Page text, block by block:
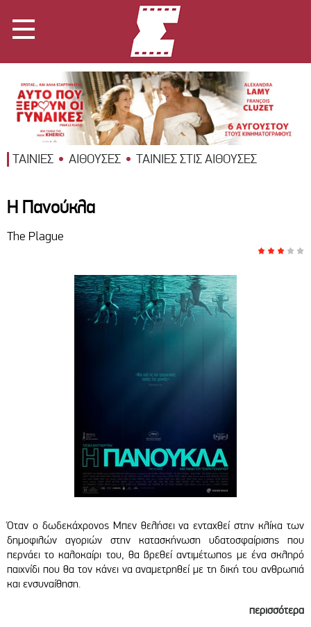
ΤΑΙΝΙΕΣ ΑΙΘΟΥΣΕΣ ΤΑΙΝΙΕΣ ΣΤΙΣ ΑΙΘΟΥΣΕΣ
Η Πανούκλα
The Plague
Όταν ο δωδεκάχρονος Μπεν θελήσει να ενταχθεί στην κλίκα των
δημοφιλών αγοριών στην κατασκήνωση υδατοσφαίρισης που
περνάει το καλοκαίρι του, θα βρεθεί αντιμέτωπος με ένα σκληρό
παιχνίδι που θα τον κάνει να αναμετρηθεί με τη δική του ανθρωπιά
και ενσυναίθηση.
περισσότερα